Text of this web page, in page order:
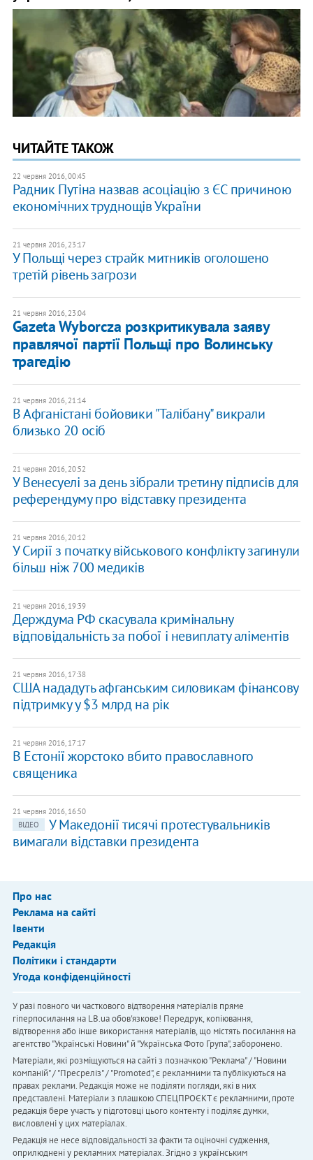
ЧИТАЙТЕ ТАКОЖ
22 червня 2016, 00:45
Радник Путіна назвав асоціацію з ЄС причиною
економічних труднощів України
21 червня 2016, 23:17
У Польщі через страйк митників оголошено
третій рівень загрози
21 червня 2016, 23:04
Gazeta Wyborcza розкритикувала заяву
правлячої партії Польщі про Волинську
трагедію
21 червня 2016, 21:14
В Афганістані бойовики "Талібану" викрали
близько 20 осіб
21 червня 2016, 20:52
У Венесуелі за день зібрали третину підписів для
референдуму про відставку президента
21 червня 2016, 20:12
У Сирії з початку військового конфлікту загинули
більш ніж 700 медиків
21 червня 2016, 19:39
Держдума РФ скасувала кримінальну
відповідальність за побої і невиплату аліментів
21 червня 2016, 17:38
США нададуть афганським силовикам фінансову
підтримку у $3 млрд на рік
21 червня 2016, 17:17
В Естонії жорстоко вбито православного
священика
21 червня 2016, 16:50
ВІДЕО
У Македонії тисячі протестувальників
вимагали відставки президента
Про нас
Реклама на сайті
Івенти
Редакція
Політики і стандарти
Угода конфіденційності
У разі повного чи часткового відтворення матеріалів пряме
гіперпосилання на LB.ua обов'язкове! Передрук, копіювання,
відтворення або інше використання матеріалів, що містять посилання на
агентство "Українськi Новини" й "Українська Фото Група", заборонено.
Матеріали, які розміщуються на сайті з позначкою "Реклама" / "Новини
компаній" / "Пресреліз" / "Promoted", є рекламними та публікуються на
правах реклами. Редакція може не поділяти погляди, які в них
представлені. Матеріали з плашкою СПЕЦПРОЄКТ є рекламними, проте
редакція бере участь у підготовці цього контенту і поділяє думки,
висловлені у цих матеріалах.
Редакція не несе відповідальності за факти та оціночні судження,
оприлюднені у рекламних матеріалах. Згідно з українським